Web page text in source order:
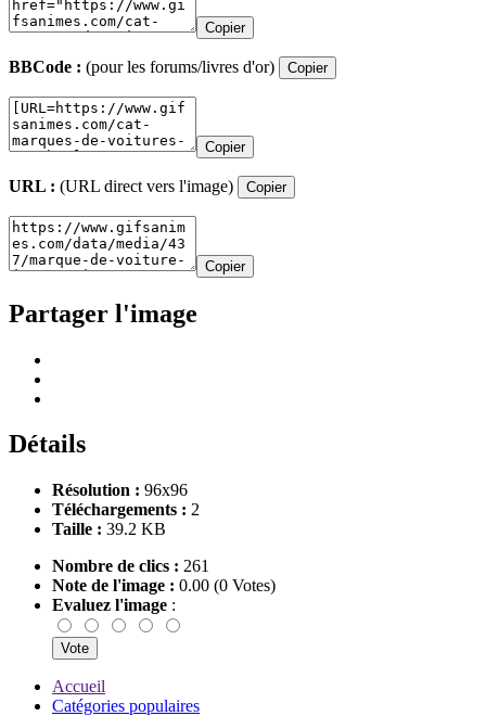
Copier
BBCode : (pour les forums/livres d'or) Copier
Copier
URL : (URL direct vers l'image) Copier
Copier
Partager l'image
Détails
Résolution : 96x96
Téléchargements : 2
Taille : 39.2 KB
Nombre de clics : 261
Note de l'image : 0.00 (0 Votes)
Evaluez l'image :
Accueil
Catégories populaires